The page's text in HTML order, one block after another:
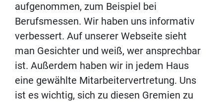
aufgenommen, zum Beispiel bei
Berufsmessen. Wir haben uns informativ
verbessert. Auf unserer Webseite sieht
man Gesichter und weiß, wer ansprechbar
ist. Außerdem haben wir in jedem Haus
eine gewählte Mitarbeitervertretung. Uns
ist es wichtig, sich zu diesen Gremien zu